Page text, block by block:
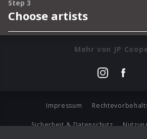
Mehr von JP
Impressum
Sicherheit & Datenschutz